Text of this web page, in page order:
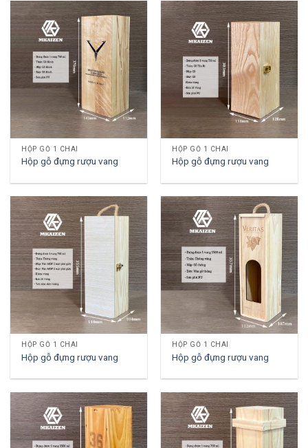
HỘP GỖ 1 CHAI
Hộp gỗ đựng rượu vang
HỘP GỖ 1 CHAI
Hộp gỗ đựng rượu vang
HỘP GỖ 1 CHAI
Hộp gỗ đựng rượu vang
HỘP GỖ 1 CHAI
Hộp gỗ đựng rượu vang